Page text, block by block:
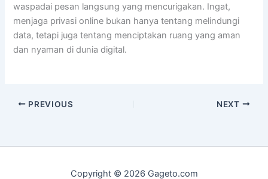
waspadai pesan langsung yang mencurigakan. Ingat,
menjaga privasi online bukan hanya tentang melindungi
data, tetapi juga tentang menciptakan ruang yang aman
dan nyaman di dunia digital.
PREVIOUS NEXT
Copyright © 2026 Gageto.com